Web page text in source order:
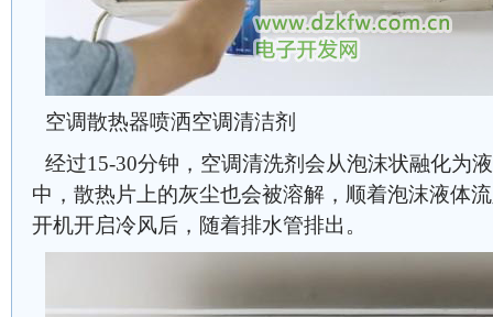
空调散热器喷洒空调清洁剂
经过15-30分钟，空调清洗剂会从泡沫状融化为
中，散热片上的灰尘也会被溶解，顺着泡沫液体
开机开启冷风后，随着排水管排出。